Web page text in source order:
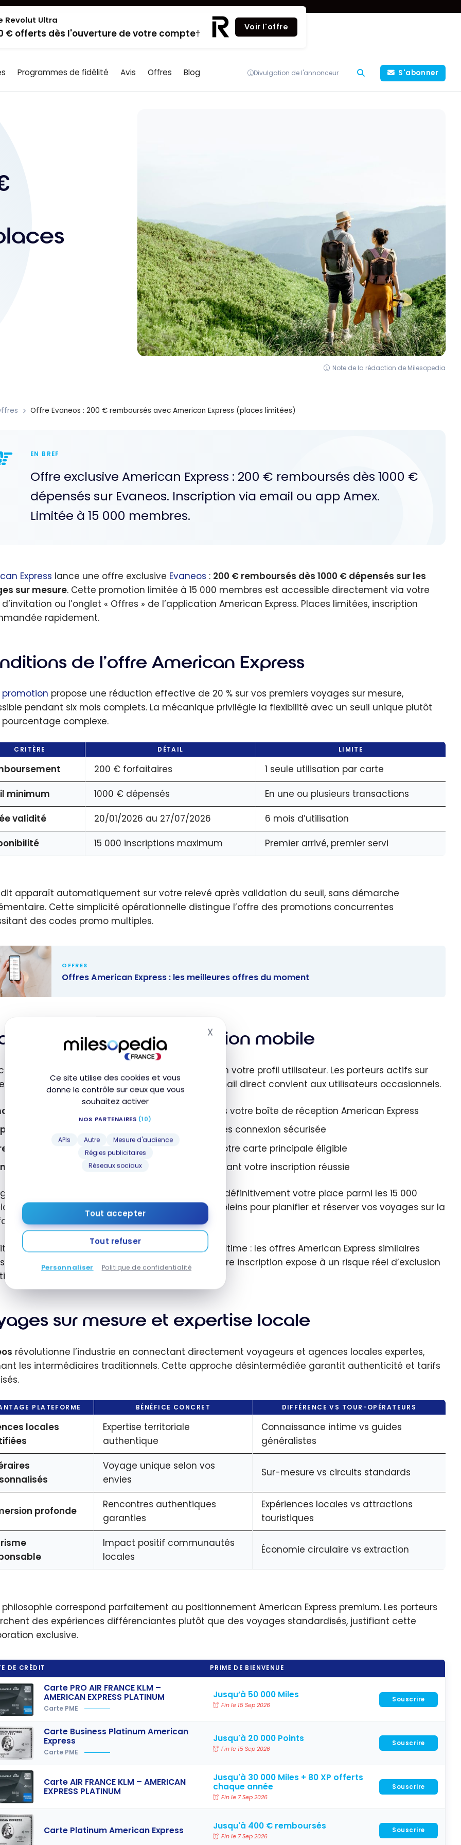
Ce site utilise des cookies et vous
donne le contrôle sur ceux que vous
souhaitez activer
NOS PARTENAIRES (10)
APIs Autre
Mesure d'audience
Régies publicitaires
Réseaux sociaux
Tout accepter
Tout refuser
Personnaliser Politique de confidentialité
XMasquer le bandeau des cookies
Revolut Ultra
€ offerts dès l'ouverture de votre compte†
Voir l'offre
Programmes de fidélité Avis Offres Blog Divulgation de l'annonceur S'abonner
Note de la rédaction de Milesopedia
Offre Evaneos : 200 € remboursés avec American Express (places limitées)
EN BREF
Offre exclusive American Express : 200 € remboursés dès 1000 €
dépensés sur Evaneos. Inscription via email ou app Amex.
Limitée à 15 000 membres.
Express lance une offre exclusive Evaneos : 200 € remboursés dès 1000 € dépensés sur les
sur mesure. Cette promotion limitée à 15 000 membres est accessible directement via votre
ou l’onglet « Offres » de l’application American Express. Places limitées, inscription
rapidement.
de l’offre American Express
promotion propose une réduction effective de 20 % sur vos premiers voyages sur mesure,
pendant six mois complets. La mécanique privilégie la flexibilité avec un seuil unique plutôt
pourcentage complexe.
CRITÈRE DÉTAIL LIMITE
200 € forfaitaires
1 seule utilisation par carte
minimum
1000 € dépensés
En une ou plusieurs transactions
validité
20/01/2026 au 27/07/2026
6 mois d’utilisation
15 000 inscriptions maximum Premier arrivé, premier servi
apparaît automatiquement sur votre relevé après validation du seuil, sans démarche
Cette simplicité opérationnelle distingue l’offre des promotions concurrentes
des codes promo multiples.
offres
OFFRES
Offres American Express : les meilleures offres du moment
: email ou application mobile
d’accès garantissent votre éligibilité selon votre profil utilisateur. Les porteurs actifs sur
privilégieront l’application native, tandis que l’email direct convient aux utilisateurs occasionnels.
personnalisé :
Lien « Je m’inscris en 1 clic » dans votre boîte de réception American Express
mobile :
Onglet « Offres » accessible après connexion sécurisée
carte :Validation automatique de votre carte principale éligible
instantanée :Notification push confirmant votre inscription réussie
prend moins d’une minute et sécurise définitivement votre place parmi les 15 000
Une fois inscrit, vous disposez de six mois pleins pour planifier et réserver vos voyages sur la
drastique des places crée une urgence légitime : les offres American Express similaires
typiquement sous 48-72 heures. Retarder votre inscription expose à un risque réel d’exclusion
sur mesure et expertise locale
révolutionne l’industrie en connectant directement voyageurs et agences locales expertes,
les intermédiaires traditionnels. Cette approche désintermédiée garantit authenticité et tarifs
PLATEFORME BÉNÉFICE CONCRET DIFFÉRENCE VS TOUR-OPÉRATEURS
locales
Expertise territoriale
authentique
Connaissance intime vs guides
généralistes
Voyage unique selon vos
envies
Sur-mesure vs circuits standards
profonde
Rencontres authentiques
garanties
Expériences locales vs attractions
touristiques
Impact positif communautés
locales
Économie circulaire vs extraction
correspond parfaitement au positionnement American Express premium. Les porteurs
des expériences différenciantes plutôt que des voyages standardisés, justifiant cette
exclusive.
DE CRÉDIT PRIME DE BIENVENUE
Carte PRO AIR FRANCE KLM –
AMERICAN EXPRESS PLATINUM
Carte PME
Jusqu’à 50 000 Miles
Fin le 15 Sep 2026
Souscrire
Carte Business Platinum American
Express
Carte PME
Jusqu'à 20 000 Points
Fin le 15 Sep 2026
Souscrire
Carte AIR FRANCE KLM – AMERICAN
EXPRESS PLATINUM
Jusqu'à 30 000 Miles + 80 XP offerts
chaque année
Fin le 7 Sep 2026
Souscrire
Carte Platinum American Express Jusqu'à 400 € remboursés
Fin le 7 Sep 2026
Souscrire